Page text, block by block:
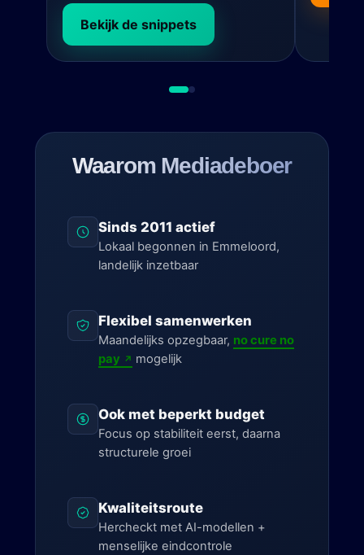
Bekijk de snippets
Waarom Mediadeboer
Sinds 2011 actief
Lokaal begonnen in Emmeloord,
landelijk inzetbaar
Flexibel samenwerken
Maandelijks opzegbaar, no cure no
pay
mogelijk
Ook met beperkt budget
Focus op stabiliteit eerst, daarna
structurele groei
Kwaliteitsroute
Hercheckt met AI-modellen +
menselijke eindcontrole